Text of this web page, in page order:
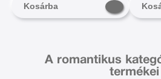
Kosárba
A romantikus
termékei